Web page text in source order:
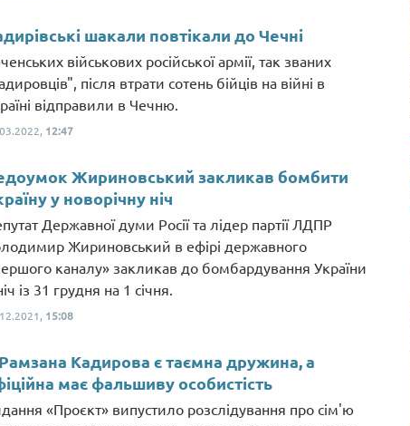
шакали повтікали до Чечні
військових російської армії, так званих
після втрати сотень бійців на війні в
відправили в Чечню.
12:47
Жириновський закликав бомбити
у новорічну ніч
Державної думи Росії та лідер партії ЛДПР
Жириновський в ефірі державного
каналу» закликав до бомбардування України
із 31 грудня на 1 січня.
15:08
Кадирова є таємна дружина, а
має фальшиву особистість
«Проєкт» випустило розслідування про сім'ю